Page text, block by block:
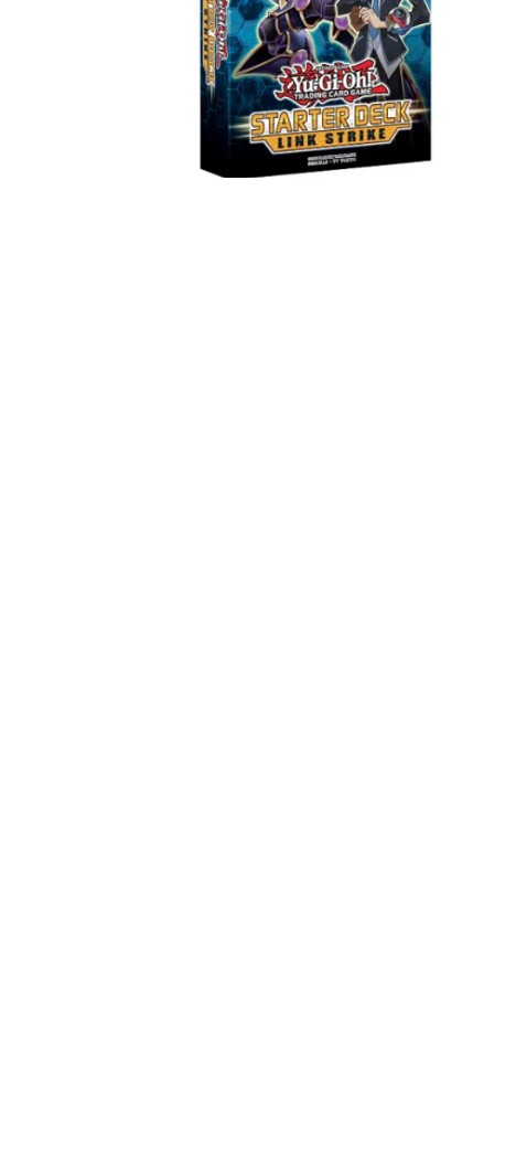
Puzzle 1000 delova
Puzzle 2000 delova
(TCG)
Yu-Gi-Oh
Pokemon
One Piece